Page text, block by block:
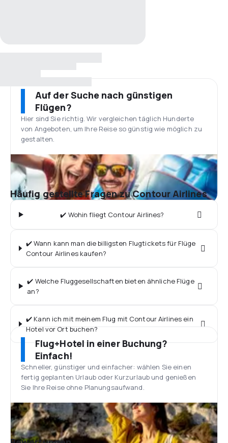
Auf der Suche nach günstigen
Flügen?
Hier sind Sie richtig. Wir vergleichen täglich Hunderte
von Angeboten, um Ihre Reise so günstig wie möglich zu
gestalten.
Häufig gestellte Fragen zu Contour Airlines
✔️ Wohin fliegt Contour Airlines?
✔️ Wann kann man die billigsten Flugtickets für Flüge
Contour Airlines kaufen?
✔️ Welche Fluggesellschaften bieten ähnliche Flüge
an?
✔️ Kann ich mit meinem Flug mit Contour Airlines ein
Hotel vor Ort buchen?
Flug+Hotel in einer Buchung?
Einfach!
Schneller, günstiger und einfacher: wählen Sie einen
fertig geplanten Urlaub oder Kurzurlaub und genießen
Sie Ihre Reise ohne Planungsaufwand.